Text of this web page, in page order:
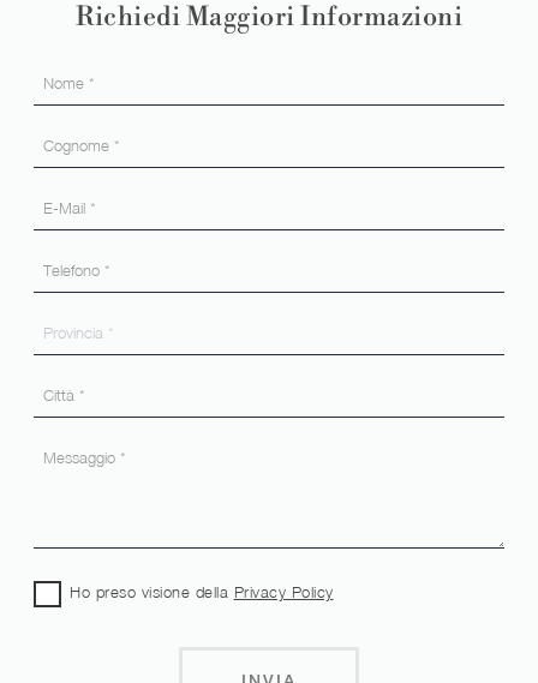
Richiedi Maggiori Informazioni
Ho preso visione della Privacy Policy